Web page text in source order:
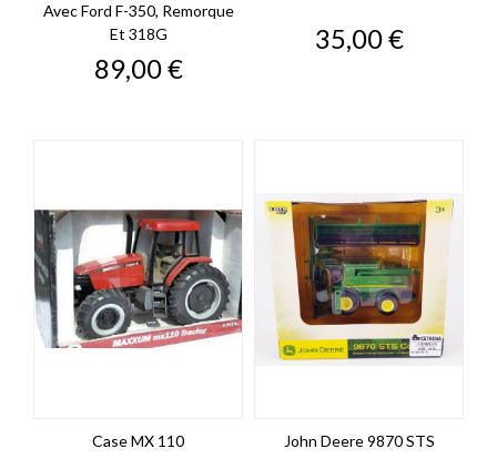
Avec Ford F-350, Remorque
Et 318G
Prix
89,00 €
Prix
35,00 €
Case MX 110 John Deere 9870 STS